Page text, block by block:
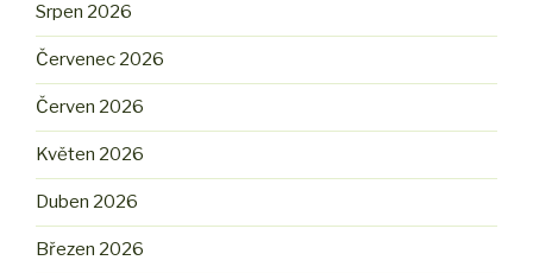
Srpen 2026
Červenec 2026
Červen 2026
Květen 2026
Duben 2026
Březen 2026